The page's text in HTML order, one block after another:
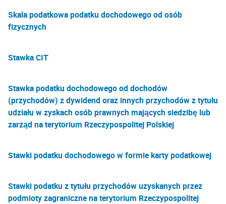
Skala podatkowa podatku dochodowego od osób
fizycznych
Stawka CIT
Stawka podatku dochodowego od dochodów
(przychodów) z dywidend oraz innych przychodów z tytułu
udziału w zyskach osób prawnych mających siedzibę lub
zarząd na terytorium Rzeczypospolitej Polskiej
Stawki podatku dochodowego w formie karty podatkowej
Stawki podatku z tytułu przychodów uzyskanych przez
podmioty zagraniczne na terytorium Rzeczypospolitej